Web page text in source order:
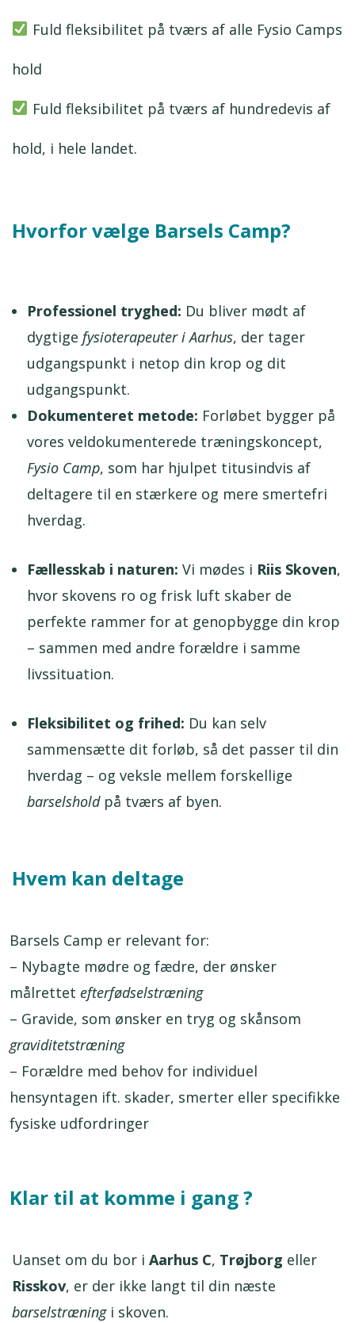
Fuld fleksibilitet på tværs af alle Fysio Camps
hold
Fuld fleksibilitet på tværs af hundredevis af
hold, i hele landet.
Hvorfor vælge Barsels Camp?
Professionel tryghed: Du bliver mødt af
dygtige fysioterapeuter i Aarhus, der tager
udgangspunkt i netop din krop og dit
udgangspunkt.
Dokumenteret metode: Forløbet bygger på
vores veldokumenterede træningskoncept,
Fysio Camp, som har hjulpet titusindvis af
deltagere til en stærkere og mere smertefri
hverdag.
Fællesskab i naturen: Vi mødes i Riis Skoven,
hvor skovens ro og frisk luft skaber de
perfekte rammer for at genopbygge din krop
– sammen med andre forældre i samme
livssituation.
Fleksibilitet og frihed: Du kan selv
sammensætte dit forløb, så det passer til din
hverdag – og veksle mellem forskellige
barselsholdpå tværs af byen.
Hvem kan deltage
Barsels Camp er relevant for:
– Nybagte mødre og fædre, der ønsker
målrettet efterfødselstræning
– Gravide, som ønsker en tryg og skånsom
graviditetstræning
– Forældre med behov for individuel
hensyntagen ift. skader, smerter eller specifikke
fysiske udfordringer
Klar til at komme i gang ?
Uanset om du bor i Aarhus C, Trøjborg eller
Risskov, er der ikke langt til din næste
barselstræningi skoven.